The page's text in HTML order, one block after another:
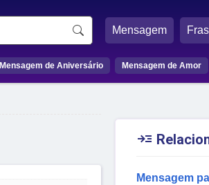
Mensagem
Mensagem de Aniversário Mensagem de Amor

Mensagem